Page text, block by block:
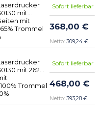
mit
mit
Trommel
Sofort lieferbar
368,00 €
309,24 €
mit 262
Trommel
Sofort lieferbar
468,00 €
393,28 €